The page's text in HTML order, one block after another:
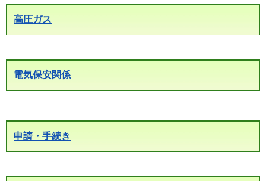
高圧ガス
電気保安関係
申請・手続き